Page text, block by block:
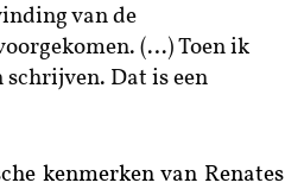
van de
(…) Toen ik
schrijven. Dat is een
kenmerken van Renates